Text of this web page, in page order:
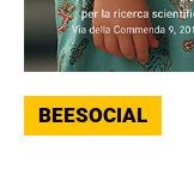
BEESOCIAL